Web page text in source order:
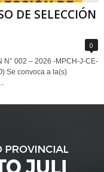
DE SELECCIÓN
0
N° 002 – 2026 -MPCH-J-CE-
Se convoca a la(s)